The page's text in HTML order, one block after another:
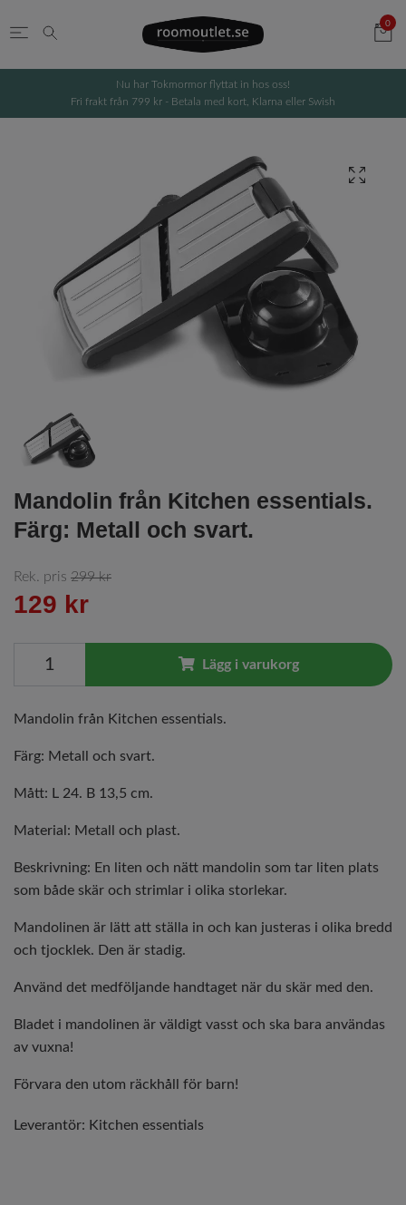
0
Nu har Tokmormor flyttat in hos oss!
Fri frakt från 799 kr - Betala med kort, Klarna eller Swish
Mandolin från Kitchen essentials.
Färg: Metall och svart.
Rek. pris 299 kr
129 kr
Lägg i varukorg
Mandolin från Kitchen essentials.
Färg: Metall och svart.
Mått: L 24. B 13,5 cm.
Material: Metall och plast.
Beskrivning: En liten och nätt mandolin som tar liten plats
som både skär och strimlar i olika storlekar.
Mandolinen är lätt att ställa in och kan justeras i olika bredd
och tjocklek. Den är stadig.
Använd det medföljande handtaget när du skär med den.
Bladet i mandolinen är väldigt vasst och ska bara användas
av vuxna!
Förvara den utom räckhåll för barn!
Leverantör: Kitchen essentials